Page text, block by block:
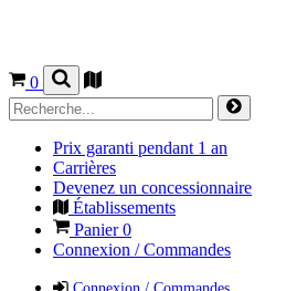
0
Prix garanti pendant 1 an
Carrières
Devenez un concessionnaire
Établissements
Panier0
Connexion / Commandes